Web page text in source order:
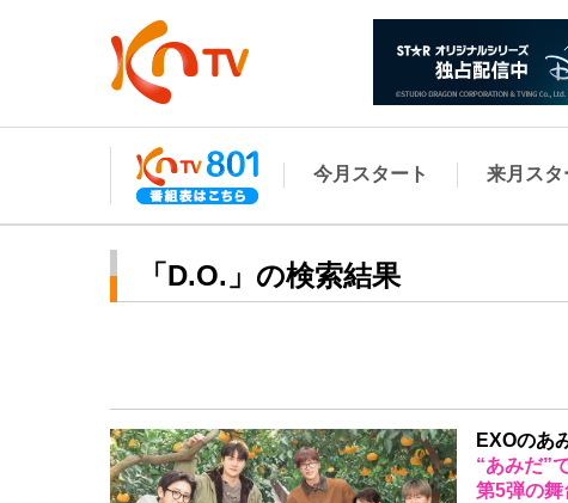
今月スタート 来月スタ
「D.O.」の検索結果
EXOのあ
“あみだ”
第5弾の舞